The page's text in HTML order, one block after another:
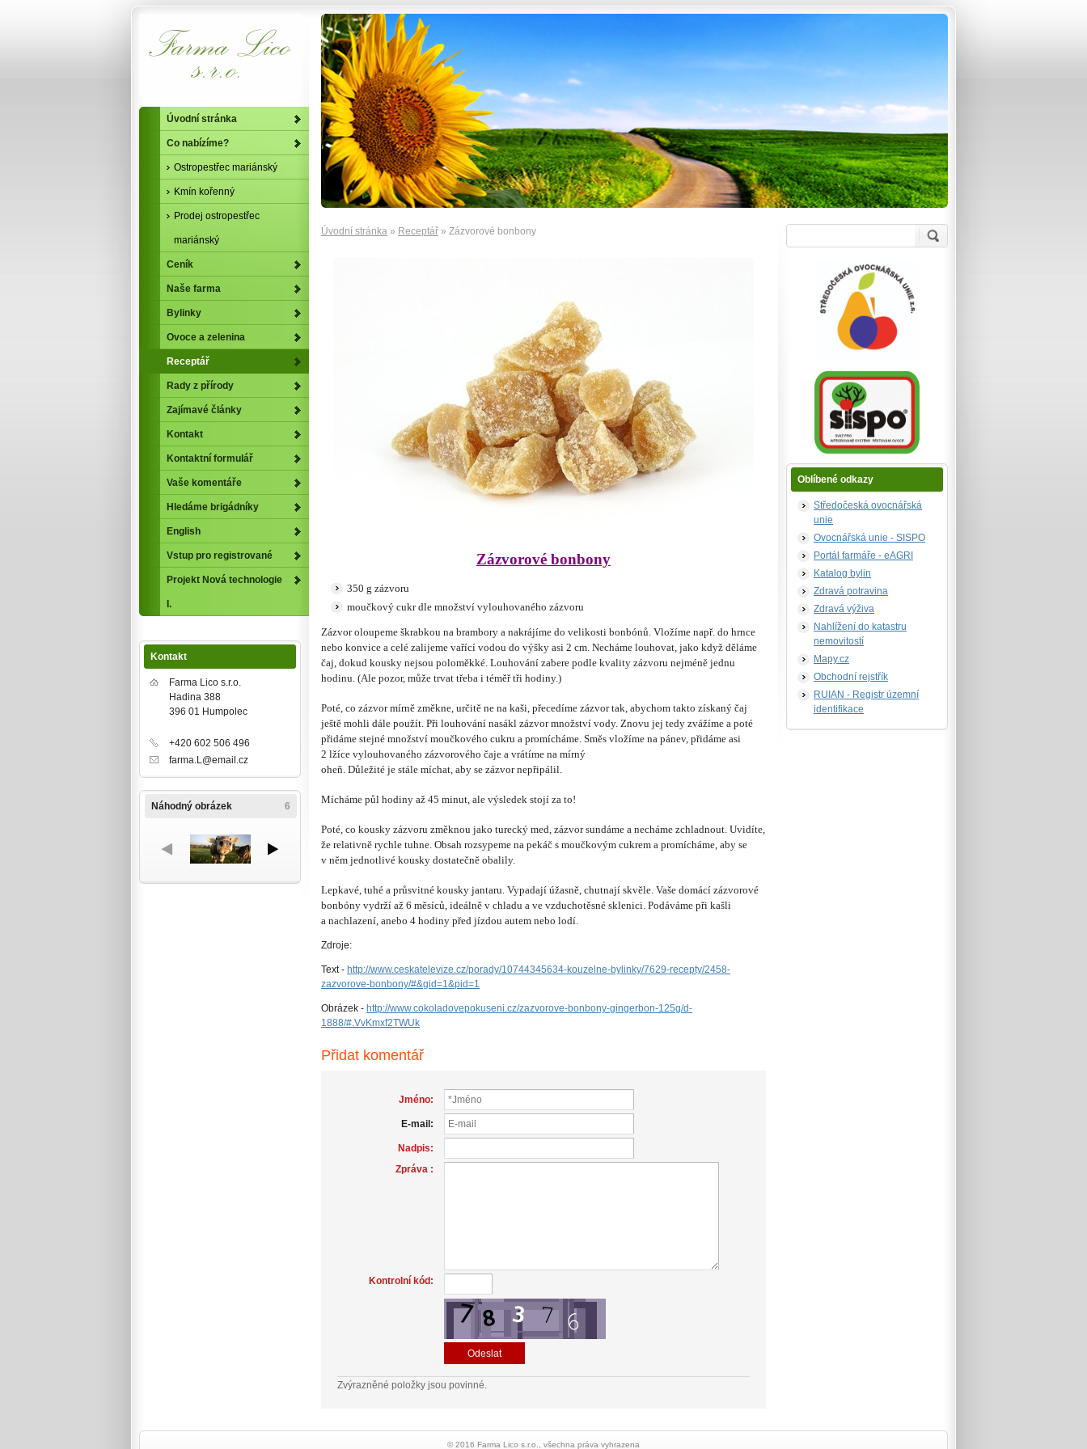
Úvodní stránka » Receptář » Zázvorové bonbony
Zázvorové bonbony
350 g zázvoru
moučkový cukr dle množství vylouhovaného zázvoru
Zázvor oloupeme škrabkou na brambory a nakrájíme do velikosti bonbónů. Vložíme např. do hrnce
nebo konvice a celé zalijeme vařící vodou do výšky asi 2 cm. Necháme louhovat, jako když děláme
čaj, dokud kousky nejsou poloměkké. Louhování zabere podle kvality zázvoru nejméně jednu
hodinu. (Ale pozor, může trvat třeba i téměř tři hodiny.)
Poté, co zázvor mírně změkne, určitě ne na kaši, přecedíme zázvor tak, abychom takto získaný čaj
ještě mohli dále použít. Při louhování nasákl zázvor množství vody. Znovu jej tedy zvážíme a poté
přidáme stejné množství moučkového cukru a promícháme. Směs vložíme na pánev, přidáme asi
2 lžíce vylouhovaného zázvorového čaje a vrátíme na mírný
oheň. Důležité je stále míchat, aby se zázvor nepřipálil.
Mícháme půl hodiny až 45 minut, ale výsledek stojí za to!
Poté, co kousky zázvoru změknou jako turecký med, zázvor sundáme a necháme zchladnout. Uvidíte,
že relativně rychle tuhne. Obsah rozsypeme na pekáč s moučkovým cukrem a promícháme, aby se
v něm jednotlivé kousky dostatečně obalily.
Lepkavé, tuhé a průsvitné kousky jantaru. Vypadají úžasně, chutnají skvěle. Vaše domácí zázvorové
bonbóny vydrží až 6 měsíců, ideálně v chladu a ve vzduchotěsné sklenici. Podáváme při kašli
a nachlazení, anebo 4 hodiny před jízdou autem nebo lodí.
Zdroje:
Text - http://www.ceskatelevize.cz/porady/10744345634-kouzelne-bylinky/7629-recepty/2458-
zazvorove-bonbony/#&gid=1&pid=1
Obrázek - http://www.cokoladovepokuseni.cz/zazvorove-bonbony-gingerbon-125g/d-
1888/#.VvKmxf2TWUk
Přidat komentář
Jméno:
E-mail:
Nadpis:
Zpráva :
Kontrolní kód:
Zvýrazněné položky jsou povinné.
Oblíbené odkazy
Středočeská ovocnářská
unie
Ovocnářská unie - SISPO
Portál farmáře - eAGRI
Katalog bylin
Zdravá potravina
Zdravá výživa
Nahlížení do katastru
nemovitostí
Mapy.cz
Obchodní rejstřík
RUIAN - Registr územní
identifikace
Úvodní stránka
Co nabízíme?
Ostropestřec mariánský
Kmín kořenný
Prodej ostropestřec
mariánský
Ceník
Naše farma
Bylinky
Ovoce a zelenina
Receptář
Rady z přírody
Zajímavé články
Kontakt
Kontaktní formulář
Vaše komentáře
Hledáme brigádníky
English
Vstup pro registrované
Projekt Nová technologie
I.
Kontakt
Farma Lico s.r.o.
Hadina 388
396 01 Humpolec
+420 602 506 496
farma.L@email.cz
Náhodný obrázek 6
© 2016 Farma Lico s.r.o., všechna práva vyhrazena